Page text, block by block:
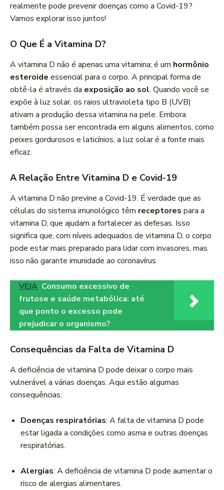
realmente pode prevenir doenças como a Covid-19?
Vamos explorar isso juntos!
O Que É a Vitamina D?
A vitamina D não é apenas uma vitamina; é um hormônio
esteroide essencial para o corpo. A principal forma de
obtê-la é através da exposição ao sol. Quando você se
expõe à luz solar, os raios ultravioleta tipo B (UVB)
ativam a produção dessa vitamina na pele. Embora
também possa ser encontrada em alguns alimentos, como
peixes gordurosos e laticínios, a luz solar é a fonte mais
eficaz.
A Relação Entre Vitamina D e Covid-19
A vitamina D não previne a Covid-19. É verdade que as
células do sistema imunológico têm receptores para a
vitamina D, que ajudam a fortalecer as defesas. Isso
significa que, com níveis adequados de vitamina D, o corpo
pode estar mais preparado para lidar com invasores, mas
isso não garante imunidade ao coronavírus.
VEJA Consumo excessivo de
frutose e saúde metabólica: até
que ponto o excesso pode
prejudicar o organismo?
Consequências da Falta de Vitamina D
A deficiência de vitamina D pode deixar o corpo mais
vulnerável a várias doenças. Aqui estão algumas
consequências:
Doenças respiratórias: A falta de vitamina D pode
estar ligada a condições como asma e outras doenças
respiratórias.
Alergias: A deficiência de vitamina D pode aumentar o
risco de alergias alimentares.